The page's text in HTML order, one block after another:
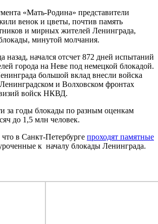
«Мать-Родина» представители
венок и цветы, почтив память
и мирных жителей Ленинграда,
минутой молчания.
назад, начался отсчет 872 дней испытаний
города на Неве под немецкой блокадой.
большой вклад внесли войска
и Волховском фронтах
войск НКВД.
за годы блокады по разным оценкам
до 1,5 млн человек.
в Санкт-Петербурге проходят памятные
к началу блокады Ленинграда.